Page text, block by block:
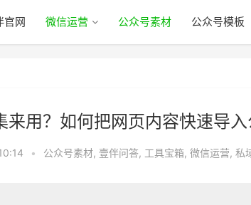
官网 微信运营 公众号素材 公众号模板
用？如何把网页内容快速导入
• 公众号素材, 壹伴问答, 工具宝箱, 微信运营, 私